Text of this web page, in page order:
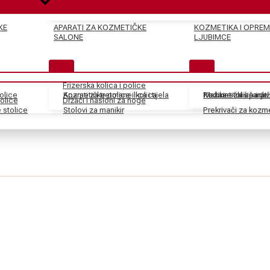
Frizerska kolica i police
Držači i nasloni za noge
stolice
Kozmetičke police i kolica
Stolovi za manikir
Pedikir stolice i
Prekrivači za
APARATI ZA KOZMETIČKE
SALONE
Aparati za tretmane lica i tijela Kozmetički
KOZMETIKA I
LJUBIMCE
Makaze za šišanje